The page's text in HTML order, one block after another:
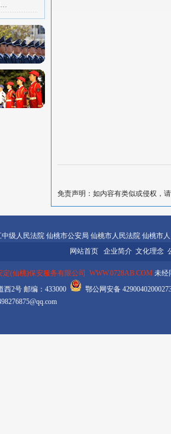
…
免责声明：如内容有类似或侵权，
中级人民法院 仙桃市公安局 仙桃市人民法院 仙桃市
网站首页
企业简介 文化理念
定(仙桃)保安服务有限公司 WWW.0728AB.COM 未经
2号 邮编：433000
鄂公网安备